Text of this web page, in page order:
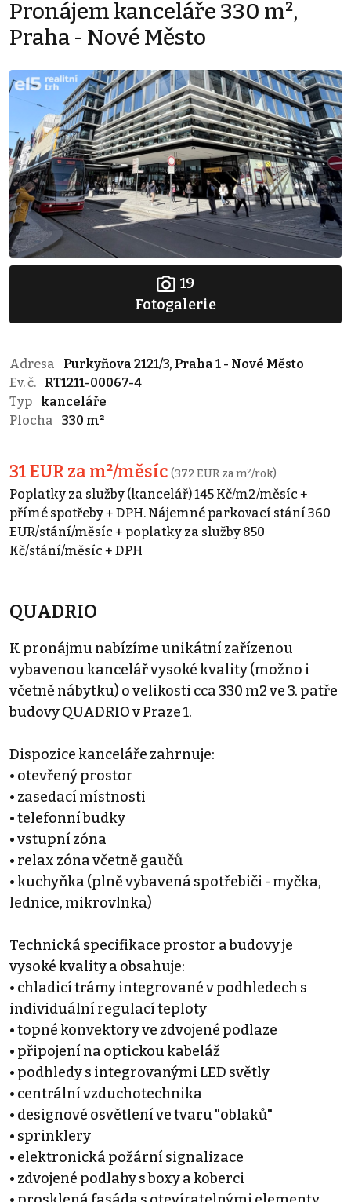
Pronájem kanceláře 330 m²,
Praha - Nové Město
19
Fotogalerie
Adresa
Purkyňova 2121/3, Praha 1 - Nové Město
Ev. č.
RT1211-00067-4
Typ
kanceláře
Plocha
330 m²
31 EUR za m²/měsíc (372 EUR za m²/rok)
Poplatky za služby (kancelář) 145 Kč/m2/měsíc +
přímé spotřeby + DPH. Nájemné parkovací stání 360
EUR/stání/měsíc + poplatky za služby 850
Kč/stání/měsíc + DPH
QUADRIO
K pronájmu nabízíme unikátní zařízenou
vybavenou kancelář vysoké kvality (možno i
včetně nábytku) o velikosti cca 330 m2 ve 3. patře
budovy QUADRIO v Praze 1.
Dispozice kanceláře zahrnuje:
• otevřený prostor
• zasedací místnosti
• telefonní budky
• vstupní zóna
• relax zóna včetně gaučů
• kuchyňka (plně vybavená spotřebiči - myčka,
lednice, mikrovlnka)
Technická specifikace prostor a budovy je
vysoké kvality a obsahuje:
• chladicí trámy integrované v podhledech s
individuální regulací teploty
• topné konvektory ve zdvojené podlaze
• připojení na optickou kabeláž
• podhledy s integrovanými LED světly
• centrální vzduchotechnika
• designové osvětlení ve tvaru "oblaků"
• sprinklery
• elektronická požární signalizace
• zdvojené podlahy s boxy a koberci